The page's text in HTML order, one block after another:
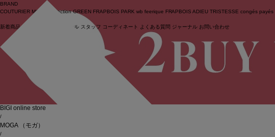
ログイン
BRAND
COUTURIER MOGA Collection GREEN FRAPBOIS PARK wb feerique FRAPBOIS ADIEU TRISTESSE congés payés
新着商品 (ライブ) セール スタッフ コーディネート よくある質問 ジャーナル お問い合わせ
BIGI online store
/
MOGA （モガ）
/